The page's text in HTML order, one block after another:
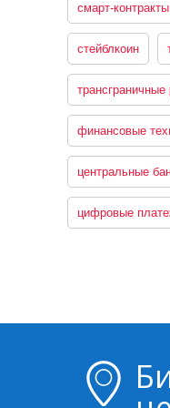
смарт-контракты
стейблкоин
трансграничные
финансовые
центральные
цифровые